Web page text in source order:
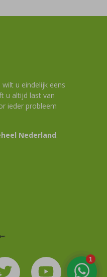
u eindelijk eens
u altijd last van
ieder probleem
Nederland.